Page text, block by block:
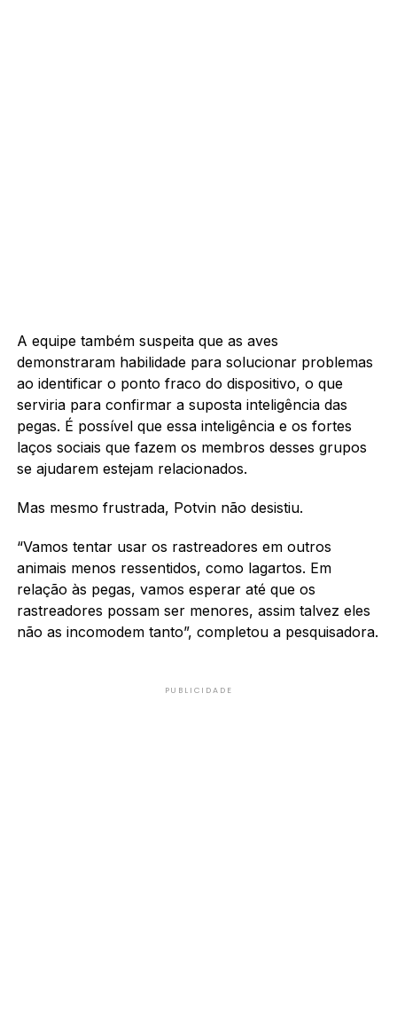
A equipe também suspeita que as aves
demonstraram habilidade para solucionar problemas
ao identificar o ponto fraco do dispositivo, o que
serviria para confirmar a suposta inteligência das
pegas. É possível que essa inteligência e os fortes
laços sociais que fazem os membros desses grupos
se ajudarem estejam relacionados.
Mas mesmo frustrada, Potvin não desistiu.
“Vamos tentar usar os rastreadores em outros
animais menos ressentidos, como lagartos. Em
relação às pegas, vamos esperar até que os
rastreadores possam ser menores, assim talvez eles
não as incomodem tanto”, completou a pesquisadora.
PUBLICIDADE